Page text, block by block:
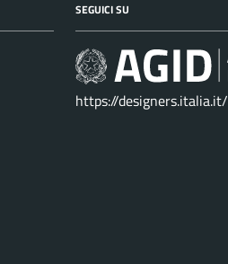
SEGUICI SU
https://designers.italia.it/